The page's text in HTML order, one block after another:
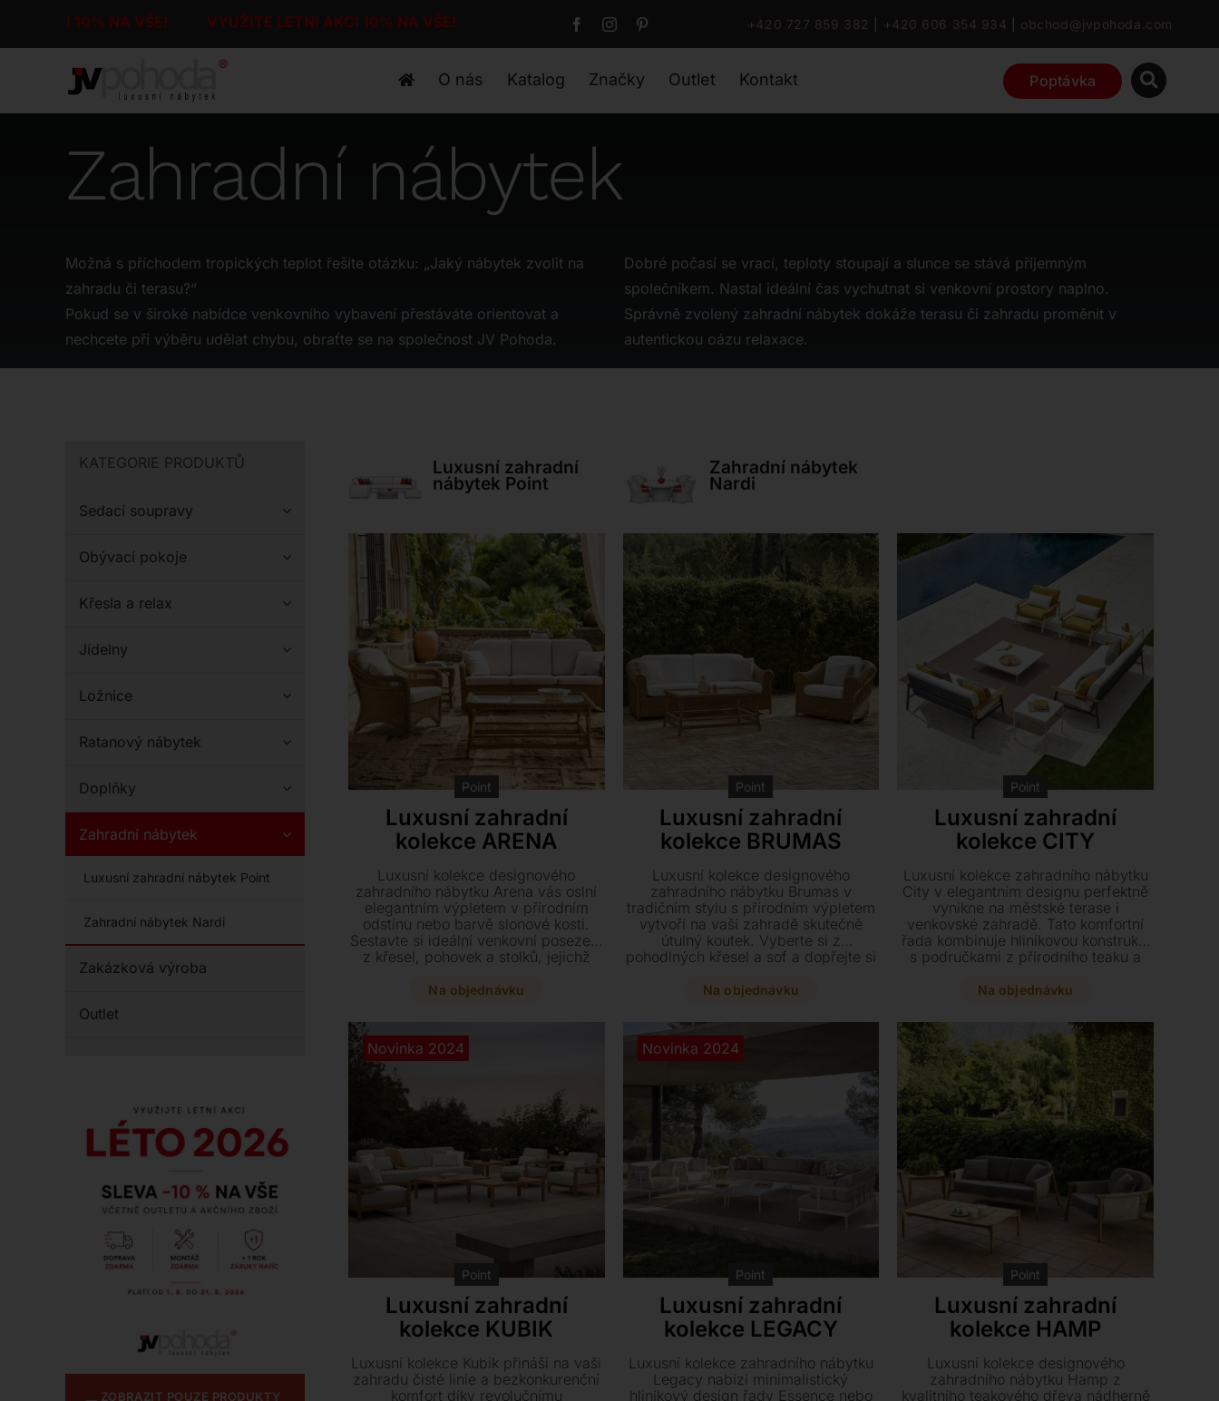
AKCI 10% NA VŠE! VYUŽITE LETNÍ AKCI 10% NA VŠE! +420 727 859 382 +420 606 354 934 obchod@jvpohoda.com
O nás Katalog Značky Outlet Kontakt Poptávka
Zahradní nábytek
Možná s příchodem tropických teplot řešíte otázku: „Jaký nábytek zvolit na
zahradu či terasu?“
Pokud se v široké nabídce venkovního vybavení přestáváte orientovat a
nechcete při výběru udělat chybu, obraťte se na společnost JV Pohoda.
Dobré počasí se vrací, teploty stoupají a slunce se stává příjemným
společníkem. Nastal ideální čas vychutnat si venkovní prostory naplno.
Správně zvolený zahradní nábytek dokáže terasu či zahradu proměnit v
autentickou oázu relaxace.
KATEGORIE PRODUKTŮ
Sedací soupravy
Obývací pokoje
Křesla a relax
Jídelny
Ložnice
Ratanový nábytek
Doplňky
Zahradní nábytek
Luxusní zahradní nábytek Point
Zahradní nábytek Nardi
Zakázková výroba
Outlet
ZOBRAZIT POUZE PRODUKTY
Luxusní zahradní
nábytek Point
Zahradní nábytek
Nardi
Point
Luxusní zahradní
kolekce ARENA
Luxusní kolekce designového
zahradního nábytku Arena vás oslní
elegantním výpletem v přírodním
odstínu nebo barvě slonové kosti.
Sestavte si ideální venkovní posezení
z křesel, pohovek a stolků, jejichž
provedení na míru vašim přáním.
Na objednávku
Point
Luxusní zahradní
kolekce BRUMAS
Luxusní kolekce designového
zahradního nábytku Brumas v
tradičním stylu s přírodním výpletem
vytvoří na vaší zahradě skutečně
útulný koutek. Vyberte si z
pohodlných křesel a sof a dopřejte si
Na objednávku
Point
Luxusní zahradní
kolekce CITY
Luxusní kolekce zahradního nábytku
City v elegantním designu perfektně
vynikne na městské terase i
venkovské zahradě. Tato komfortní
řada kombinuje hliníkovou konstrukci
s područkami z přírodního teaku a
až po stylové stolky. Vyberte si z
přizpůsobte si polštáře přesně podle
svého vkusu.
Na objednávku
Novinka 2024
Point
Luxusní zahradní
kolekce KUBIK
Luxusní kolekce Kubik přináší na vaši
zahradu čisté linie a bezkonkurenční
komfort díky revolučnímu
Novinka 2024
Point
Luxusní zahradní
kolekce LEGACY
Luxusní kolekce zahradního nábytku
Legacy nabízí minimalistický
hliníkový design řady Essence nebo
Point
Luxusní zahradní
kolekce HAMP
Luxusní kolekce designového
zahradního nábytku Hamp z
kvalitního teakového dřeva nádherně